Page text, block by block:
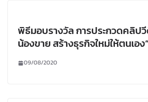
พิธีมอบรางวัล การประกวดคลิป
น้องขาย สร้างธุรกิจใหม่ให้ตนเอง”
09/08/2020